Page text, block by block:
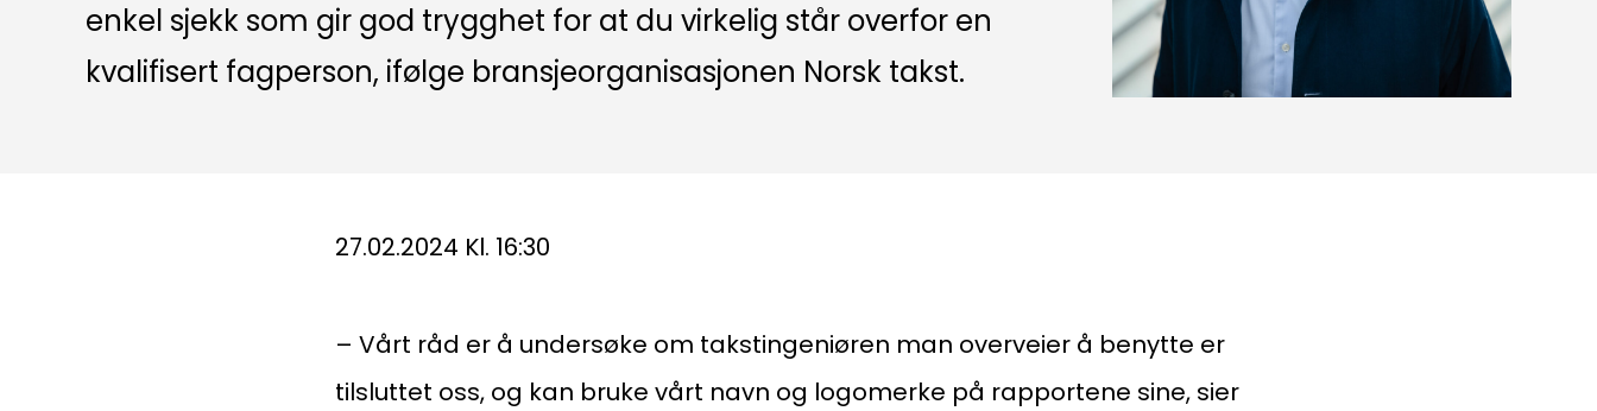
enkel sjekk som gir god trygghet for at du virkelig står overfor en
kvalifisert fagperson, ifølge bransjeorganisasjonen Norsk takst.
27.02.2024 Kl. 16:30
– Vårt råd er å undersøke om takstingeniøren man overveier å benytte er
tilsluttet oss, og kan bruke vårt navn og logomerke på rapportene sine, sier